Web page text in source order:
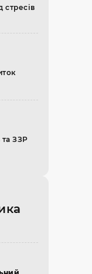
стресів
ЗЗР